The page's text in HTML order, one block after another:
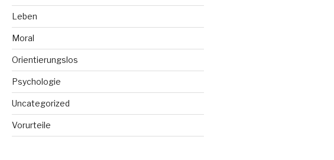
Leben
Moral
Orientierungslos
Psychologie
Uncategorized
Vorurteile